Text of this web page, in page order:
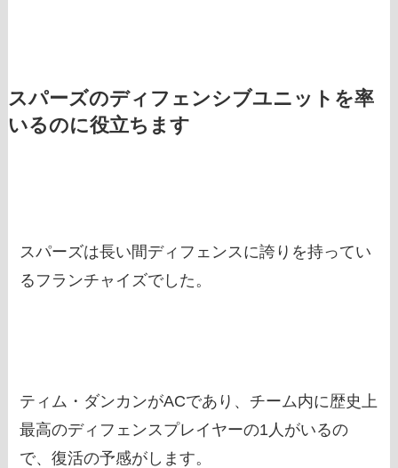
スパーズのディフェンシブユニットを率
いるのに役立ちます
スパーズは長い間ディフェンスに誇りを持ってい
るフランチャイズでした。
ティム・ダンカンがACであり、チーム内に歴史上
最高のディフェンスプレイヤーの1人がいるの
で、復活の予感がします。